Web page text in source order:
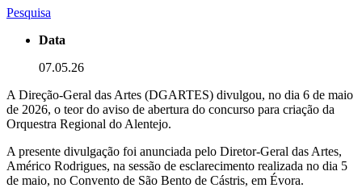
Pesquisa
Data
07.05.26
A Direção-Geral das Artes (DGARTES) divulgou, no dia 6 de maio
de 2026, o teor do aviso de abertura do concurso para criação da
Orquestra Regional do Alentejo.
A presente divulgação foi anunciada pelo Diretor-Geral das Artes,
Américo Rodrigues, na sessão de esclarecimento realizada no dia 5
de maio, no Convento de São Bento de Cástris, em Évora.